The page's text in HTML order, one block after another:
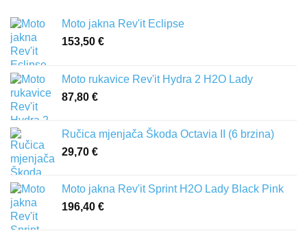
Moto jakna Rev'it Eclipse
153,50 €
Moto rukavice Rev'it Hydra 2 H2O Lady
87,80 €
Ručica mjenjača Škoda Octavia II (6 brzina)
29,70 €
Moto jakna Rev'it Sprint H2O Lady Black Pink
196,40 €